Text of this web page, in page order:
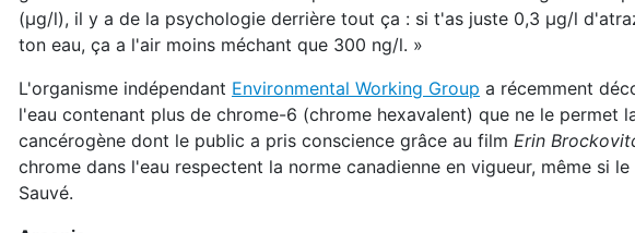
(µg/l), il y a de la psychologie derrière tout ça : si t'as juste 0,3 µg/l
ton eau, ça a l'air moins méchant que 300 ng/l. »
L'organisme indépendant Environmental Working Group a récemment
l'eau contenant plus de chrome-6 (chrome hexavalent) que ne le permet
cancérogène dont le public a pris conscience grâce au film Erin
chrome dans l'eau respectent la norme canadienne en vigueur, même si
Sauvé.